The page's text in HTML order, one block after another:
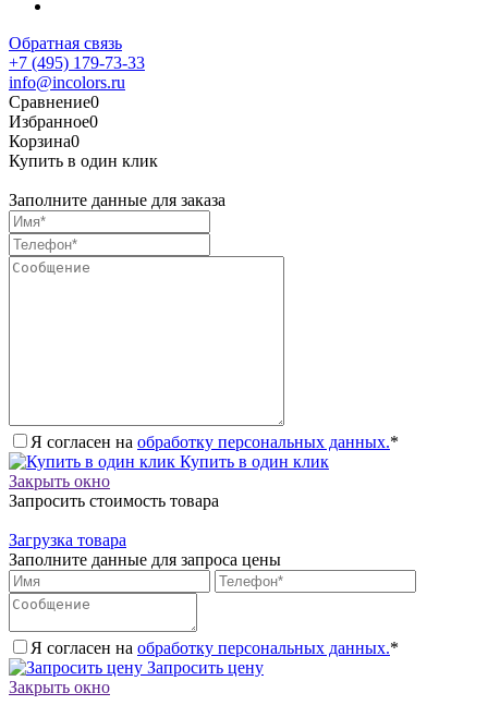
Обратная связь
+7 (495) 179-73-33
info@incolors.ru
Сравнение0
Избранное0
Корзина0
Купить в один клик
Заполните данные для заказа
Я согласен на обработку персональных данных.*
Купить в один клик
Закрыть окно
Запросить стоимость товара
Загрузка товара
Заполните данные для запроса цены
Я согласен на обработку персональных данных.*
Запросить цену
Закрыть окно